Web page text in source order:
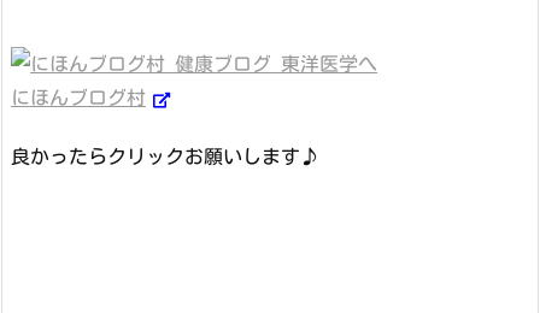
にほんブログ村
良かったらクリックお願いします♪